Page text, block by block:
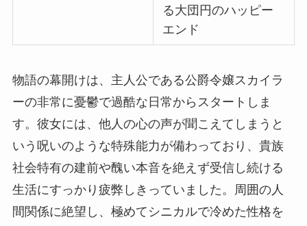
る大団円のハッピー
エンド
物語の幕開けは、主人公である公爵令嬢スカイラ
ーの非常に憂鬱で過酷な日常からスタートしま
す。彼女には、他人の心の声が聞こえてしまうと
いう呪いのような特殊能力が備わっており、貴族
社会特有の建前や醜い本音を絶えず受信し続ける
生活にすっかり疲弊しきっていました。周囲の人
間関係に絶望し、極めてシニカルで冷めた性格を